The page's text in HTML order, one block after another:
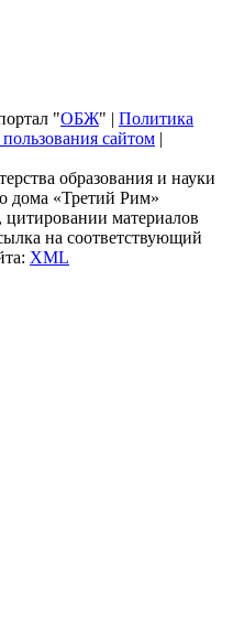
"ОБЖ" | Политика
сайтом |
образования и науки
дома «Третий Рим»
материалов
на соответствующий
XML